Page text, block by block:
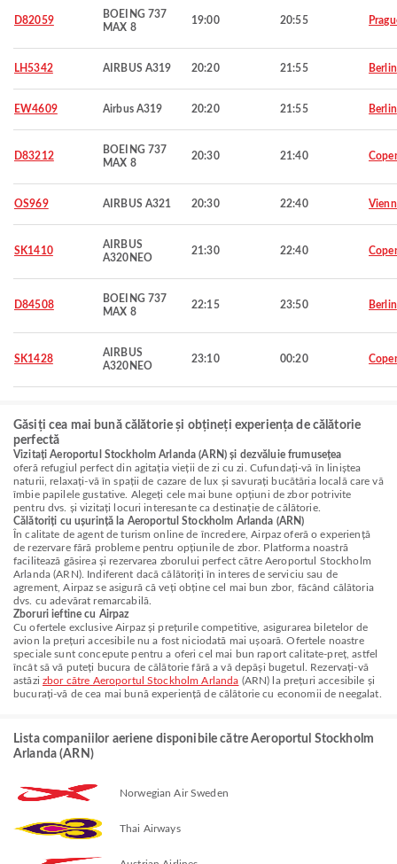
D82059
BOEING 737
MAX 8
19:00 20:55
LH5342 AIRBUS A319 20:20 21:55 Berlin
EW4609 Airbus A319 20:20 21:55 Berlin
D83212
BOEING 737
MAX 8
20:30 21:40
OS969 AIRBUS A321 20:30 22:40
SK1410
AIRBUS
A320NEO
21:30 22:40
D84508
BOEING 737
MAX 8
22:15 23:50 Berlin
SK1428
AIRBUS
A320NEO
23:10 00:20
Găsiți cea mai bună călătorie și obțineți experiența de călătorie
perfectă
Vizitați Aeroportul Stockholm Arlanda (ARN) și dezvăluie frumusețea
oferă refugiul perfect din agitația vieții de zi cu zi. Cufundați-vă în liniștea
naturii, relaxați-vă în spații de cazare de lux și savurați bucătăria locală care vă
îmbie papilele gustative. Alegeți cele mai bune opțiuni de zbor potrivite
pentru dvs. și vizitați locuri interesante ca destinație de călătorie.
Călătoriți cu ușurință la Aeroportul Stockholm Arlanda (ARN)
În calitate de agent de turism online de încredere, Airpaz oferă o experiență
de rezervare fără probleme pentru opțiunile de zbor. Platforma noastră
facilitează găsirea și rezervarea zborului perfect către Aeroportul Stockholm
Arlanda (ARN). Indiferent dacă călătoriți în interes de serviciu sau de
agrement, Airpaz se asigură că veți obține cel mai bun zbor, făcând călătoria
dvs. cu adevărat remarcabilă.
Zboruri ieftine cu Airpaz
Cu ofertele exclusive Airpaz și prețurile competitive, asigurarea biletelor de
avion la prețuri accesibile nu a fost niciodată mai ușoară. Ofertele noastre
speciale sunt concepute pentru a oferi cel mai bun raport calitate-preț, astfel
încât să vă puteți bucura de călătorie fără a vă depăși bugetul. Rezervați-vă
astăzi zbor către Aeroportul Stockholm Arlanda (ARN) la prețuri accesibile și
bucurați-vă de cea mai bună experiență de călătorie cu economii de neegalat.
Lista companiilor aeriene disponibile către Aeroportul Stockholm
Arlanda (ARN)
Norwegian Air Sweden
Thai Airways